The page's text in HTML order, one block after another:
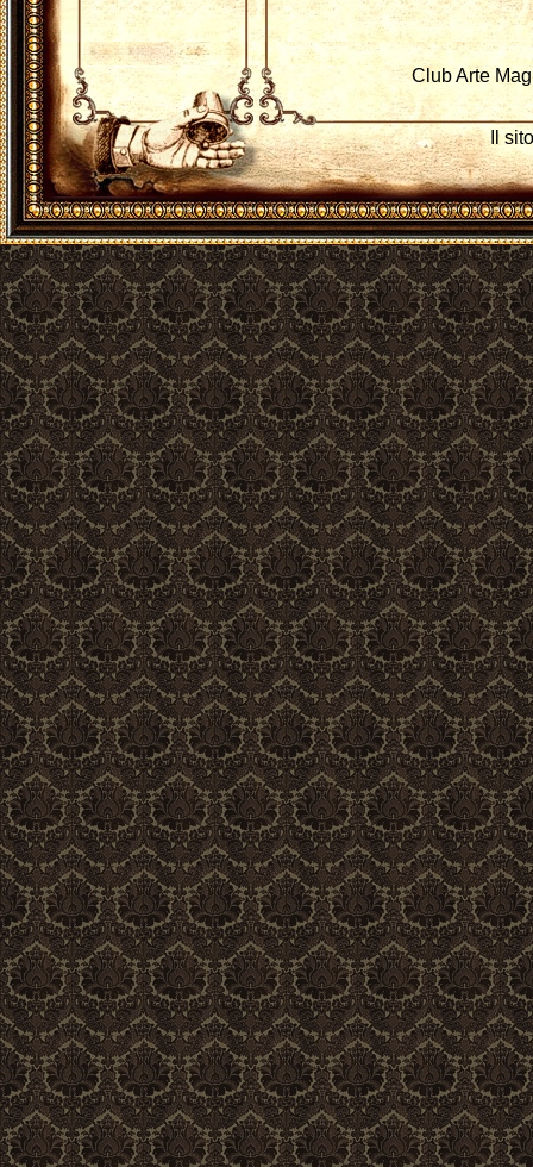
Club Arte
Il